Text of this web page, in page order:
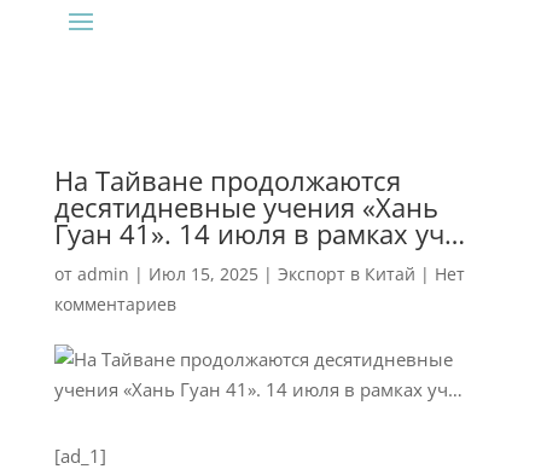
На Тайване продолжаются
десятидневные учения «Хань
Гуан 41». 14 июля в рамках уч…
от admin | Июл 15, 2025| Экспорт в Китай | Нет
комментариев
[ad_1]